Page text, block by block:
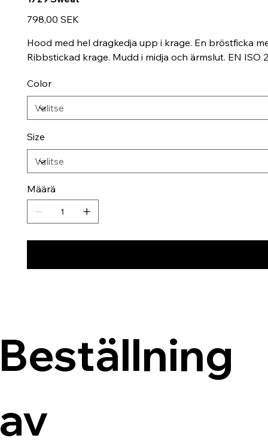
Hinta
798,00 SEK
Hood med hel dragkedja upp i krage. En bröstficka
Ribbstickad krage. Mudd i midja och ärmslut. EN ISO
Color
Size
Määrä